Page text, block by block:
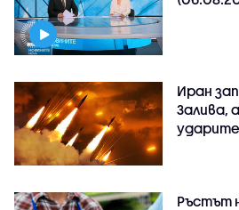
Иран
Залива,
Ръстът